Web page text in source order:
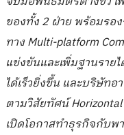
ของทั้ง 2 ฝ่าย พร้อมรอ
ทาง Multi-platform
แข่งขันและเพิ่มฐานราย
ได้เร็วยิ่งขึ้น และบริษัท
ตามวิสัยทัศน์
เปิดโอกาสทำธุรกิจกับ